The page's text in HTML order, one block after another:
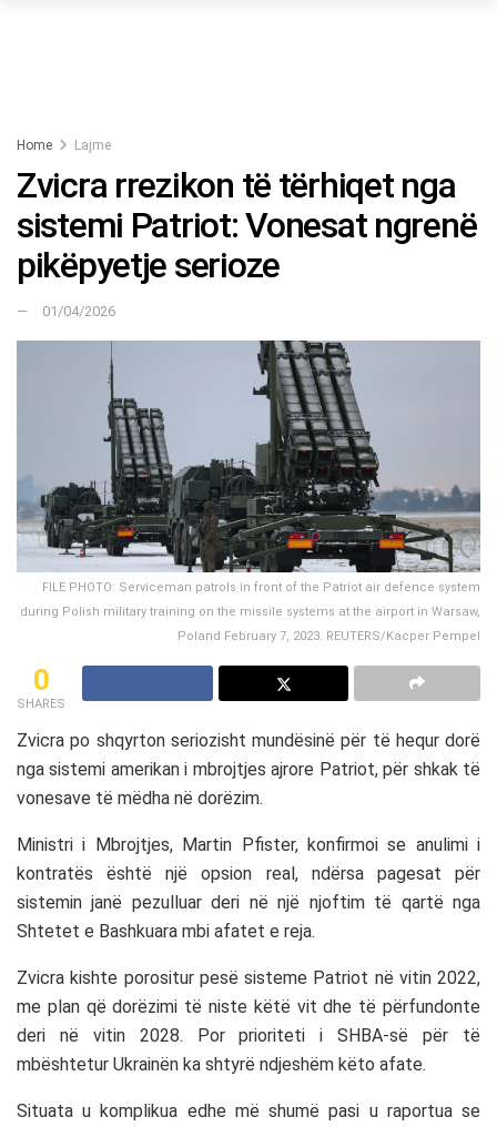
Home Lajme
Zvicra rrezikon të tërhiqet nga
sistemi Patriot: Vonesat ngrenë
pikëpyetje serioze
01/04/2026
FILE PHOTO: Serviceman patrols in front of the Patriot air defence system
during Polish military training on the missile systems at the airport in Warsaw,
Poland February 7, 2023. REUTERS/Kacper Pempel
0
SHARES
Zvicra po shqyrton seriozisht mundësinë për të hequr dorë
nga sistemi amerikan i mbrojtjes ajrore Patriot, për shkak të
vonesave të mëdha në dorëzim.
Ministri i Mbrojtjes, Martin Pfister, konfirmoi se anulimi i
kontratës është një opsion real, ndërsa pagesat për
sistemin janë pezulluar deri në një njoftim të qartë nga
Shtetet e Bashkuara mbi afatet e reja.
Zvicra kishte porositur pesë sisteme Patriot në vitin 2022,
me plan që dorëzimi të niste këtë vit dhe të përfundonte
deri në vitin 2028. Por prioriteti i SHBA-së për të
mbështetur Ukrainën ka shtyrë ndjeshëm këto afate.
Situata u komplikua edhe më shumë pasi u raportua se